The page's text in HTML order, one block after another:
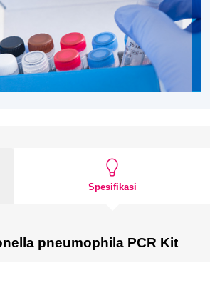
Spesifikasi
pneumophila PCR Kit